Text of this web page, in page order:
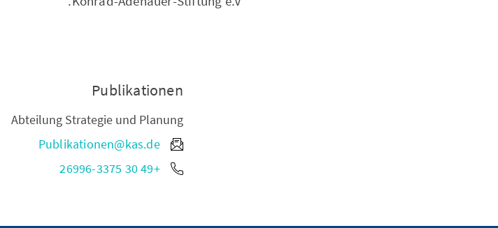
Publikationen
Abteilung Strategie und Planung
Publikationen@kas.de
+49 30 26996-3375